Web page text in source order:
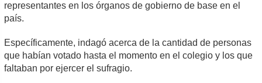
representantes en los órganos de gobierno de base en el
país.
Específicamente, indagó acerca de la cantidad de personas
que habían votado hasta el momento en el colegio y los que
faltaban por ejercer el sufragio.